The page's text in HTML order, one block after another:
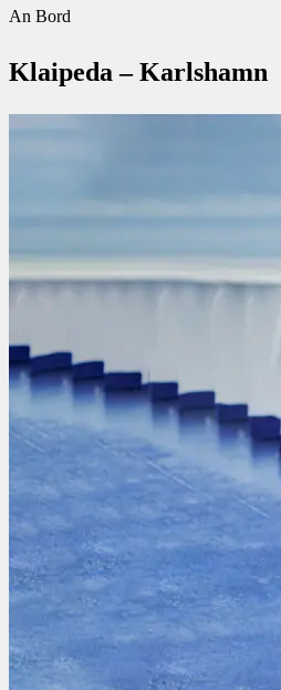
An Bord
Klaipeda – Karlshamn